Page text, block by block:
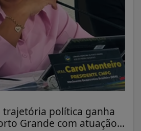
trajetória política ganha
Grande com atuação...